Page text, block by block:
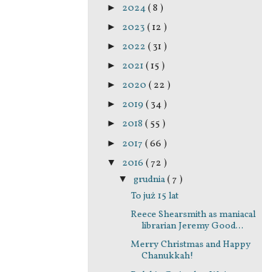
► 2024( 8 )
► 2023 ( 12 )
► 2022 ( 31 )
► 2021 ( 15 )
► 2020 ( 22 )
► 2019 ( 34 )
► 2018 ( 55 )
► 2017 ( 66 )
▼ 2016 ( 72 )
▼grudnia( 7 )
To już 15 lat
Reece Shearsmith as maniacal
librarian Jeremy Good...
Merry Christmas and Happy
Chanukkah!